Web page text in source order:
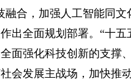
融合，加强人工智能同
出全面规划部署。“十五
面强化科技创新的支撑
会发展主战场，加快推